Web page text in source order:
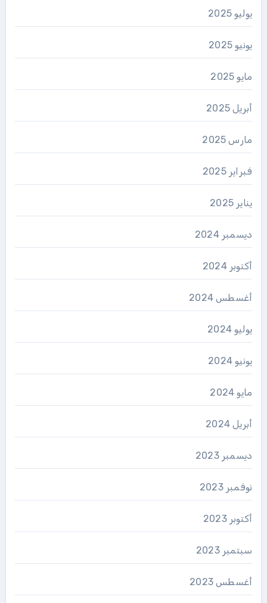
يوليو 2025
يونيو 2025
مايو 2025
أبريل 2025
مارس 2025
فبراير 2025
يناير 2025
ديسمبر 2024
أكتوبر 2024
أغسطس 2024
يوليو 2024
يونيو 2024
مايو 2024
أبريل 2024
ديسمبر 2023
نوفمبر 2023
أكتوبر 2023
سبتمبر 2023
أغسطس 2023